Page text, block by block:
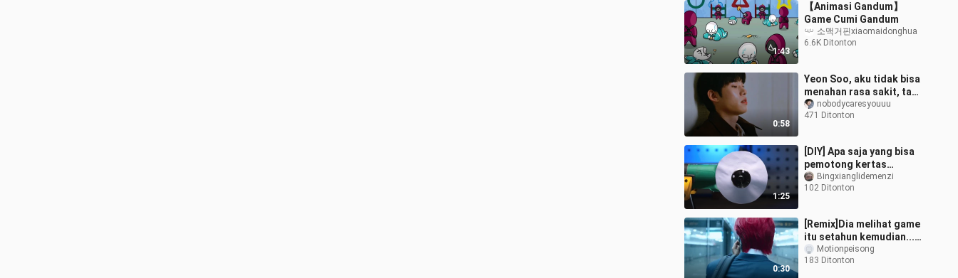
1:43
【Animasi Gandum】
Game Cumi Gandum
소맥거핀xiaomaidonghua
6.6K Ditonton
0:58
Yeon Soo, aku tidak bisa
menahan rasa sakit, tapi
aku sudah terbiasa,
biarkan suara hujan di
nobodycaresyouuu
471 Ditonton
1:25
[DIY] Apa saja yang bisa
pemotong kertas
memotong?
Bingxianglidemenzi
102 Ditonton
0:30
[Remix]Dia melihat game
itu setahun kemudian...
<Squid Game>
Motionpeisong
183 Ditonton